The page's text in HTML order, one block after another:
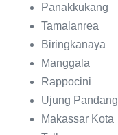
Panakkukang
Tamalanrea
Biringkanaya
Manggala
Rappocini
Ujung Pandang
Makassar Kota